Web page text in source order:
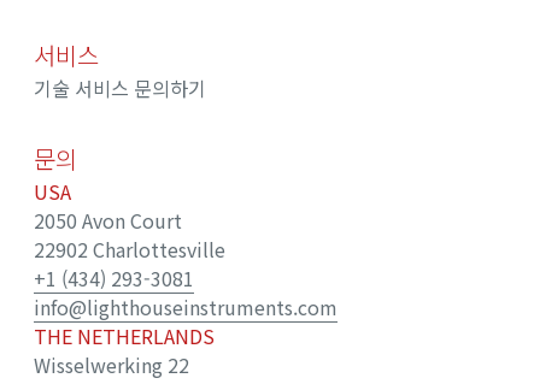
서비스
기술 서비스 문의하기
문의
USA
2050 Avon Court
22902 Charlottesville
+1 (434) 293-3081
info@lighthouseinstruments.com
THE NETHERLANDS
Wisselwerking 22